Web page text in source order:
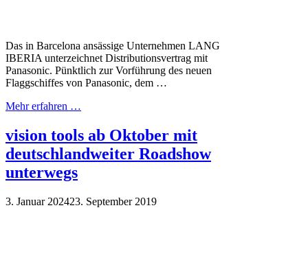
Das in Barcelona ansässige Unternehmen LANG
IBERIA unterzeichnet Distributionsvertrag mit
Panasonic. Pünktlich zur Vorführung des neuen
Flaggschiffes von Panasonic, dem …
Mehr erfahren …
vision tools ab Oktober mit
deutschlandweiter Roadshow
unterwegs
3. Januar 202423. September 2019